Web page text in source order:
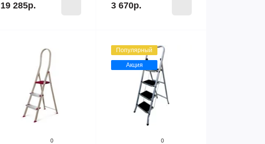
19 285р. 3 670р.
0
Популярный
Акция
0